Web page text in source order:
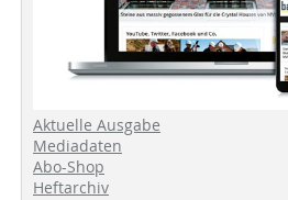
Aktuelle Ausgabe
Mediadaten
Abo-Shop
Heftarchiv